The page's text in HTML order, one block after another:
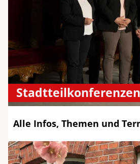
Stadtteilkonferenzen
Alle Infos, Themen und